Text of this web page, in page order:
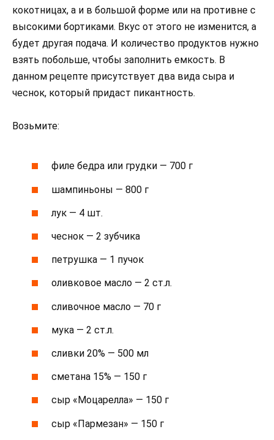
кокотницах, а и в большой форме или на противне с
высокими бортиками. Вкус от этого не изменится, а
будет другая подача. И количество продуктов нужно
взять побольше, чтобы заполнить емкость. В
данном рецепте присутствует два вида сыра и
чеснок, который придаст пикантность.
Возьмите:
филе бедра или грудки — 700 г
шампиньоны — 800 г
лук — 4 шт.
чеснок — 2 зубчика
петрушка — 1 пучок
оливковое масло — 2 ст.л.
сливочное масло — 70 г
мука — 2 ст.л.
сливки 20% — 500 мл
сметана 15% — 150 г
сыр «Моцарелла» — 150 г
сыр «Пармезан» — 150 г